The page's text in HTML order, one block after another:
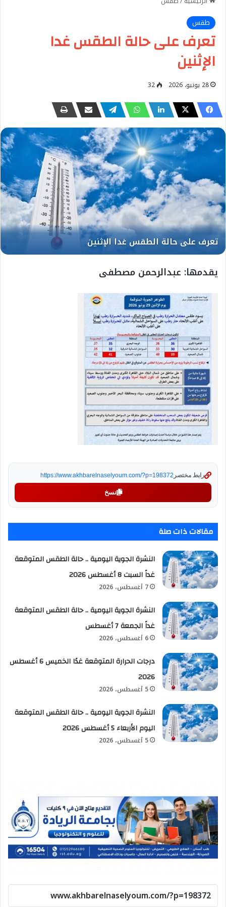
طقس
تعرف على حالة الطقس غدا
الإثنين
28 يونيو، 2026 32
يقدمها: عبدالرحمن مصطفى
رابط مختصر https://www.akhbarelnaselyoum.com/?p=198372
نسخ
مقالات ذات صلة
النشرة الجوية اليومية .. حالة الطقس المتوقعة
غداً السبت 8 أغسطس 2026
7 أغسطس، 2026
النشرة الجوية اليومية .. حالة الطقس المتوقعة
غداً الجمعة 7 أغسطس
6 أغسطس، 2026
درجات الحرارة المتوقعة غدًا الخميس 6 أغسطس
2026
5 أغسطس، 2026
النشرة الجوية اليومية .. حالة الطقس المتوقعة
اليوم الأربعاء 5 أغسطس 2026
5 أغسطس، 2026